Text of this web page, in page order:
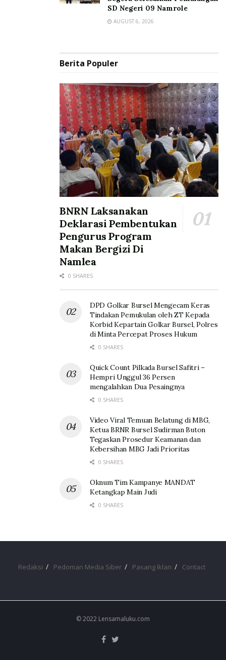
SD Negeri 09 Namrole
AUGUST 6, 2026
Berita Populer
BNRN Laksanakan
Deklarasi Pembentukan
Pengurus Program
Makan Bergizi Di
Namlea
0 SHARES
DPD Golkar Bursel Mengecam Keras
Tindakan Pemukulan oleh ZT Kepada
Korbid Kepartain Golkar Bursel, Polres
di Minta Percepat Proses Hukum
0 SHARES
Quick Count Pilkada Bursel Safitri –
Hempri Unggul 36 Persen
mengalahkan Dua Pesaingnya
0 SHARES
Video Viral Temuan Belatung di MBG,
Ketua BRNR Bursel Sudirman Buton
Tegaskan Prosedur Keamanan dan
Kebersihan MBG Jadi Prioritas
0 SHARES
Oknum Tim Kampanye MANDAT
Ketangkap Main Judi
0 SHARES
Redaksi Pedoman Media Siber Pasang Iklan Contact
© 2022 Lensamaluku.com